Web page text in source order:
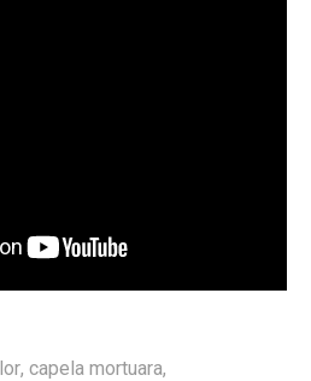
, capela mortuara,